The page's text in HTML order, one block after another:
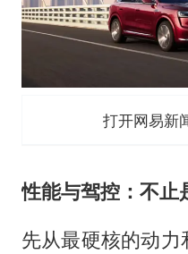
打开网易新
性能与驾控：不止
先从最硬核的动